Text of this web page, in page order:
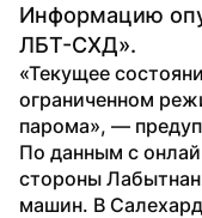
Информацию
ЛБТ-СХД».
«Текущее
ограниченном
парома», —
По данным с
стороны
машин. В